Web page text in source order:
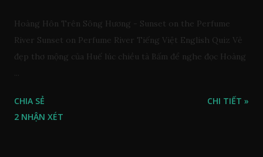
Hoàng Hôn Trên Sông Hương - Sunset on the Perfume
River Sunset on Perfume River Tiếng Việt English Quiz Vẻ
đẹp thơ mộng của Huế lúc chiều tà Bấm để nghe đọc Hoàng
...
CHIA SẺ
2 NHẬN XÉT
CHI TIẾT »